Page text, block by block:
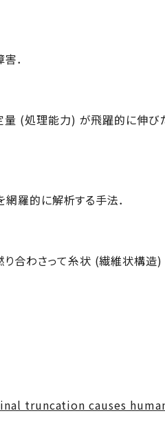
．
量 (処理能力) が飛躍的に伸び
羅的に解析する手法．
合わさって糸状 (繊維状構造
truncation causes